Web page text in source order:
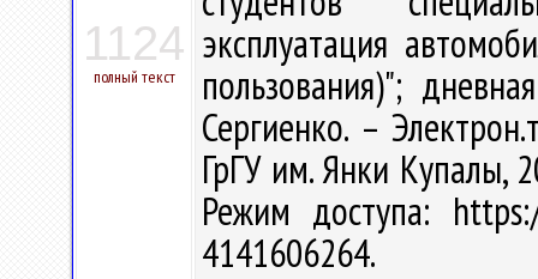
1124
полный текст
эксплуатация
пользования)";
Сергиенко. –
ГрГУ им. Янки Купалы,
Режим доступа:
4141606264.